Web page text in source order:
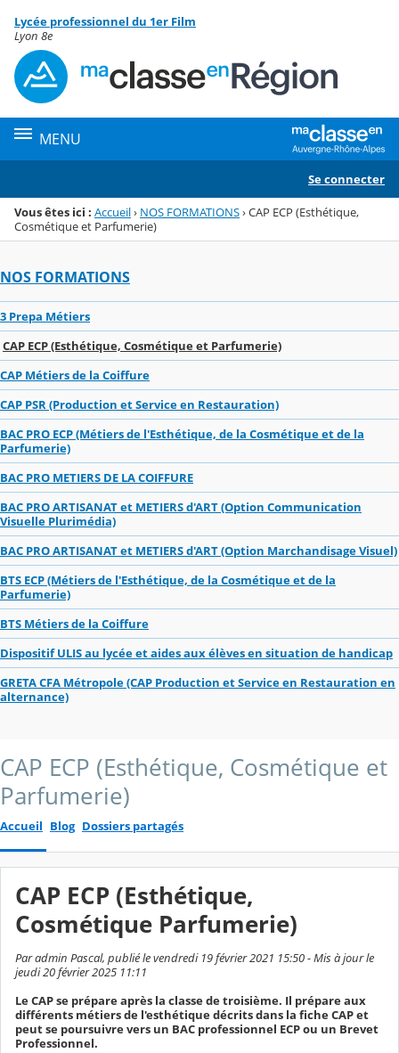
Menu de la rubrique
Contenu
Lycée professionnel du 1er Film
Lyon 8e
MENU
Se connecter
Vous êtes ici : Accueil› NOS FORMATIONS›CAP ECP (Esthétique,
Cosmétique et Parfumerie)
NOS FORMATIONS
3 Prepa Métiers
CAP ECP (Esthétique, Cosmétique et Parfumerie)
CAP Métiers de la Coiffure
CAP PSR (Production et Service en Restauration)
BAC PRO ECP (Métiers de l'Esthétique, de la Cosmétique et de la
Parfumerie)
BAC PRO METIERS DE LA COIFFURE
BAC PRO ARTISANAT et METIERS d'ART (Option Communication
Visuelle Plurimédia)
BAC PRO ARTISANAT et METIERS d'ART (Option Marchandisage Visuel)
BTS ECP (Métiers de l'Esthétique, de la Cosmétique et de la
Parfumerie)
BTS Métiers de la Coiffure
Dispositif ULIS au lycée et aides aux élèves en situation de handicap
GRETA CFA Métropole (CAP Production et Service en Restauration en
alternance)
CAP ECP (Esthétique, Cosmétique et
Parfumerie)
Accueil Blog Dossiers partagés
CAP ECP (Esthétique,
Cosmétique Parfumerie)
Par admin Pascal, publié le vendredi 19 février 2021 15:50 - Mis à jour le
jeudi 20 février 2025 11:11
Le CAP se prépare après la classe de troisième. Il prépare aux
différents métiers de l'esthétique décrits dans la fiche CAP et
peut se poursuivre vers un BAC professionnel ECP ou un Brevet
Professionnel.